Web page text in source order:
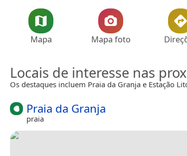
Mapa Mapa foto
Locais de interesse nas
Os destaques incluem Praia da Granja e Estação
Praia da Granja
praia